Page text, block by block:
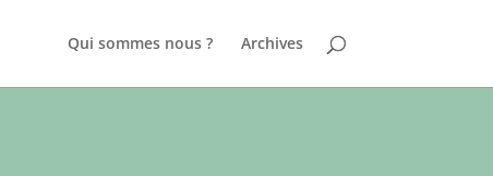
Qui sommes nous ? Archives